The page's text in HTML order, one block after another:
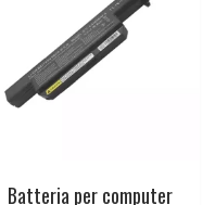
Batteria per computer